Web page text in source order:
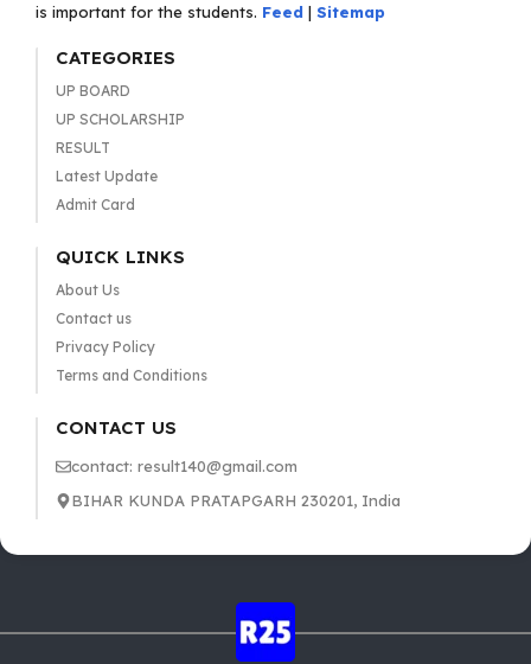
is important for the students. Feed | Sitemap
CATEGORIES
UP BOARD
UP SCHOLARSHIP
RESULT
Latest Update
Admit Card
QUICK LINKS
About Us
Contact us
Privacy Policy
Terms and Conditions
CONTACT US
contact: result140@gmail.com
BIHAR KUNDA PRATAPGARH 230201, India